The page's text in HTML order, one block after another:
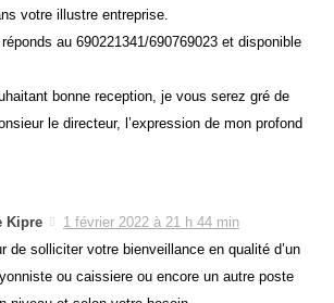
votre illustre entreprise.
au 690221341/690769023 et disponible
bonne reception, je vous serez gré de
le directeur, l’expression de mon profond
Kipre
1 février 2022 à 21 h 44 min
de solliciter votre bienveillance en qualité d’un
ou caissiere ou encore un autre poste